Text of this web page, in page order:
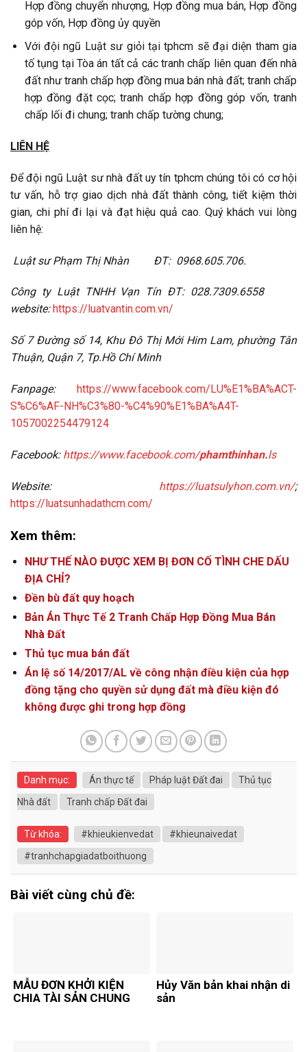
Hợp đồng chuyển nhượng, Hợp đồng mua bán, Hợp đồng
góp vốn, Hợp đồng ủy quyền
Với đội ngũ Luật sư giỏi tại tphcm sẽ đại diện tham gia
tố tụng tại Tòa án tất cả các tranh chấp liên quan đến nhà
đất như tranh chấp hợp đồng mua bán nhà đất; tranh chấp
hợp đồng đặt cọc; tranh chấp hợp đồng góp vốn, tranh
chấp lối đi chung; tranh chấp tường chung;
LIÊN HỆ
Để đội ngũ Luật sư nhà đất uy tín tphcm chúng tôi có cơ hội
tư vấn, hỗ trợ giao dịch nhà đất thành công, tiết kiệm thời
gian, chi phí đi lại và đạt hiệu quả cao. Quý khách vui lòng
liên hệ:
Luật sư Phạm Thị Nhàn ĐT: 0968.605.706.
Công ty Luật TNHH Vạn Tín ĐT: 028.7309.6558
website: https://luatvantin.com.vn/
Số 7 Đường số 14, Khu Đô Thị Mới Him Lam, phường Tân
Thuận, Quận 7, Tp.Hồ Chí Minh
Fanpage: https://www.facebook.com/LU%E1%BA%ACT-
S%C6%AF-NH%C3%80-%C4%90%E1%BA%A4T-
1057002254479124
Facebook: https://www.facebook.com/phamthinhan.ls
Website: https://luatsulyhon.com.vn/;
https://luatsunhadathcm.com/
Xem thêm:
NHƯ THẾ NÀO ĐƯỢC XEM BỊ ĐƠN CỐ TÌNH CHE DẤU
ĐỊA CHỈ?
Đền bù đất quy hoạch
Bản Án Thực Tế 2 Tranh Chấp Hợp Đồng Mua Bán
Nhà Đất
Thủ tục mua bán đất
Án lệ số 14/2017/AL về công nhận điều kiện của hợp
đồng tặng cho quyền sử dụng đất mà điều kiện đó
không được ghi trong hợp đồng
Danh mục: Án thực tế Pháp luật Đất đai
Thủ tục
Nhà đất
Tranh chấp Đất đai
Từ khóa: #khieukienvedat
#khieunaivedat
#tranhchapgiadatboithuong
Bài viết cùng chủ đề:
MẪU ĐƠN KHỞI KIỆN
CHIA TÀI SẢN CHUNG
Hủy Văn bản khai nhận di
sản